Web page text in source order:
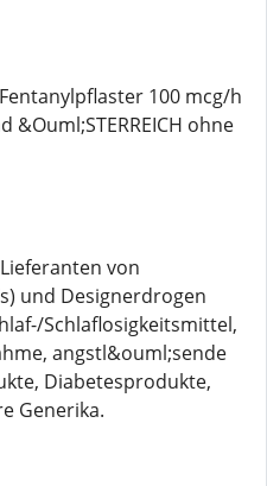
100 mcg/h
&Ouml;STERREICH ohne
von
und Designerdrogen
Schlaflosigkeitsmittel,
angstl&ouml;sende
Diabetesprodukte,
Generika.